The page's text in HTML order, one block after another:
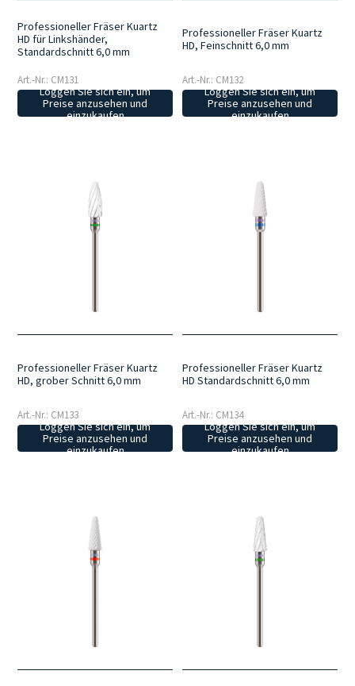
Professioneller Fräser Kuartz
HD für Linkshänder,
Standardschnitt 6,0 mm
Art.-Nr.: CM131
Loggen Sie sich ein, um
Preise anzusehen und
einzukaufen
Professioneller Fräser Kuartz
HD, Feinschnitt 6,0 mm
Art.-Nr.: CM132
Loggen Sie sich ein, um
Preise anzusehen und
einzukaufen
Professioneller Fräser Kuartz
HD, grober Schnitt 6,0 mm
Art.-Nr.: CM133
Loggen Sie sich ein, um
Preise anzusehen und
einzukaufen
Professioneller Fräser Kuartz
HD Standardschnitt 6,0 mm
Art.-Nr.: CM134
Loggen Sie sich ein, um
Preise anzusehen und
einzukaufen